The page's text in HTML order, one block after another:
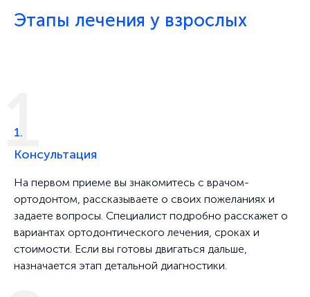
Этапы лечения у взрослых
1.
Консультация
На первом приеме вы знакомитесь с врачом-
ортодонтом, рассказываете о своих пожеланиях и
задаете вопросы. Специалист подробно расскажет о
вариантах ортодонтического лечения, сроках и
стоимости. Если вы готовы двигаться дальше,
назначается этап детальной диагностики.